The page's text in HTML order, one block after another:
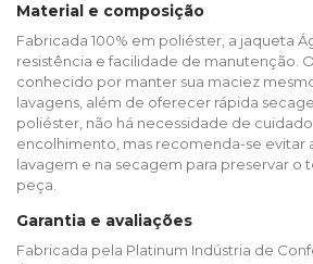
Material e composição
Fabricada 100% em poliéster, a jaqueta
resistência e facilidade de manutenção.
conhecido por manter sua maciez
lavagens, além de oferecer rápida
poliéster, não há necessidade de
encolhimento, mas recomenda-se evitar
lavagem e na secagem para preservar o
peça.
Garantia e avaliações
Fabricada pela Platinum Indústria de